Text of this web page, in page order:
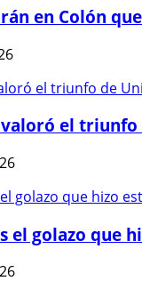
en Colón
el triunfo
el golazo que